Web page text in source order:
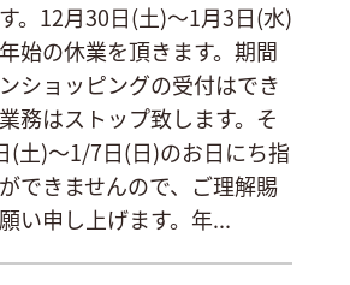
。12月30日(土)～1月3日(水)
始の休業を頂きます。期間
ショッピングの受付はでき
務はストップ致します。そ
(土)～1/7日(日)のお日にち指
できませんので、ご理解賜
い申し上げます。年...